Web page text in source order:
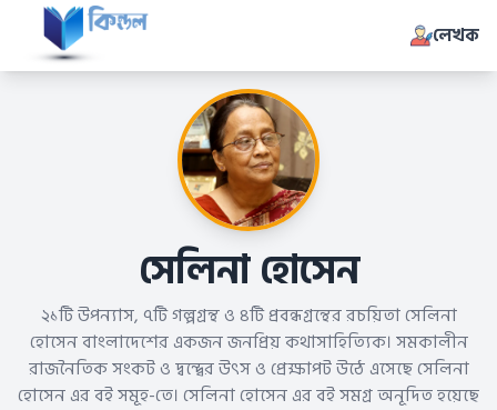
লেখক
সেলিনা হোসেন
২১টি উপন্যাস, ৭টি গল্পগ্রন্থ ও ৪টি প্রবন্ধগ্রন্থের রচয়িতা সেলিনা
হোসেন বাংলাদেশের একজন জনপ্রিয় কথাসাহিত্যিক। সমকালীন
রাজনৈতিক সংকট ও দ্বন্দ্বের উৎস ও প্রেক্ষাপট উঠে এসেছে সেলিনা
হোসেন এর বই সমূহ-তে। সেলিনা হোসেন এর বই সমগ্র অনূদিত হয়েছে